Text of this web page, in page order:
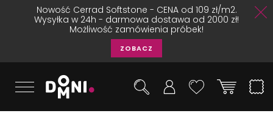
Nowość Cerrad Softstone - CENA od 109 zł/m2.
Wysyłka w 24h - darmowa dostawa od 2000 zł!
Możliwość zamówienia próbek!
ZOBACZ